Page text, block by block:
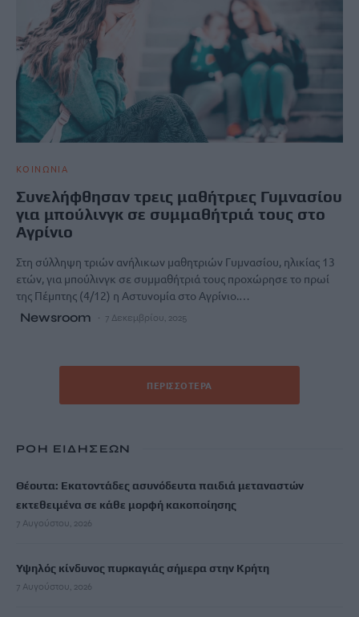
ΚΟΙΝΩΝΙΑ
Συνελήφθησαν τρεις μαθήτριες Γυμνασίου
για μπούλινγκ σε συμμαθήτριά τους στο
Αγρίνιο
Στη σύλληψη τριών ανήλικων μαθητριών Γυμνασίου, ηλικίας 13
ετών, για μπούλινγκ σε συμμαθήτριά τους προχώρησε το πρωί
της Πέμπτης (4/12) η Αστυνομία στο Αγρίνιο.…
Newsroom 7 Δεκεμβρίου, 2025
ΠΕΡΙΣΣΌΤΕΡΑ
ΡΟΗ ΕΙΔΗΣΕΩΝ
Θέουτα: Εκατοντάδες ασυνόδευτα παιδιά μεταναστών
εκτεθειμένα σε κάθε μορφή κακοποίησης
7 Αυγούστου, 2026
Υψηλός κίνδυνος πυρκαγιάς σήμερα στην Κρήτη
7 Αυγούστου, 2026